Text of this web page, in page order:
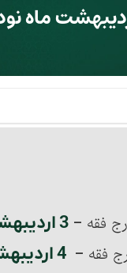
ماه
فقه –
فقه –